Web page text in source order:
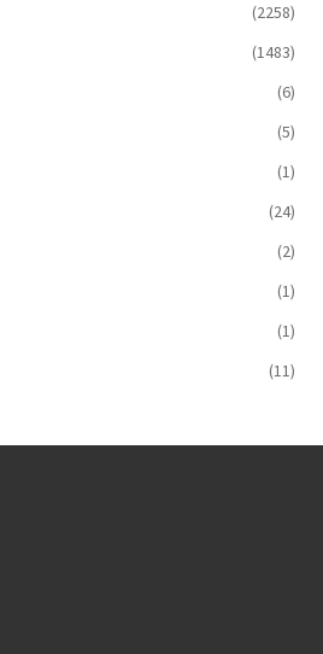
(2258)
(1483)
(6)
(5)
(1)
(24)
(2)
(1)
(1)
(11)